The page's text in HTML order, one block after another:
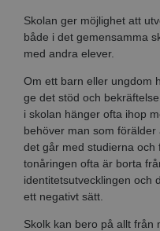
Skolan ger möjlighet att
både i det gemensamma
med andra elever.
Om ett barn eller ungdom
ge det stöd och
i skolan hänger ofta ihop
behöver man som
det går med studierna och
tonåringen ofta är borta
identitetsutvecklingen och
ett negativt sätt.
Skolk kan bero på allt från